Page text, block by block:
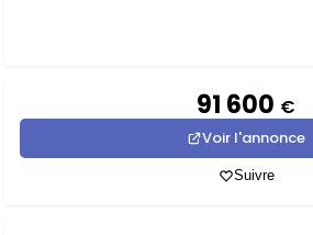
91 600 €
Voir l'annonce
Suivre